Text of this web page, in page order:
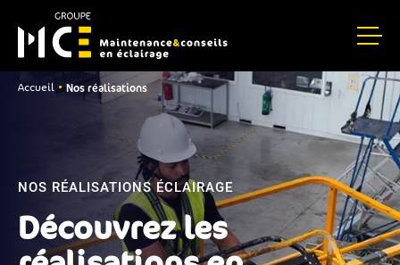
Accueil • Nos réalisations
NOS RÉALISATIONS ÉCLAIRAGE
Découvrez les